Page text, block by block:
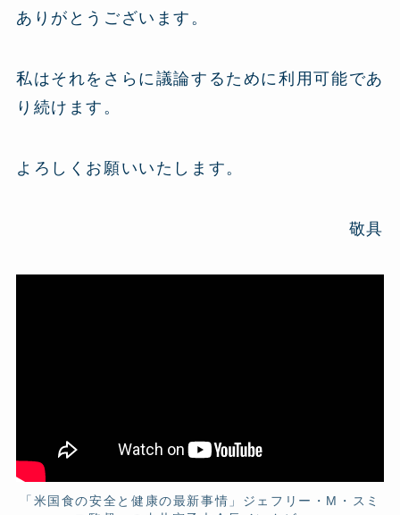
ありがとうございます。
私はそれをさらに議論するために利用可能であ
り続けます。
よろしくお願いいたします。
敬具
「米国食の安全と健康の最新事情」ジェフリー・M・スミ